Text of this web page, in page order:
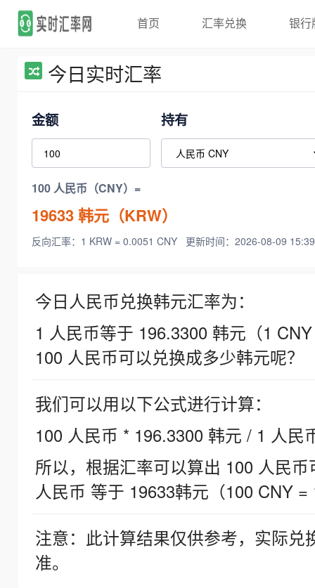
首页 汇率兑换 银行
今日实时汇率
金额 持有
100 人民币（CNY）=
19633韩元（KRW）
反向汇率：1 KRW = 0.0051 CNY 更新时间：2026-08-09
今日人民币兑换韩元汇率为：
1 人民币等于 196.3300 韩元（1
100 人民币可以兑换成多少韩元呢？
我们可以用以下公式进行计算：
100 人民币 * 196.3300 韩元 / 1 人民
所以，根据汇率可以算出 100 人民
人民币 等于 19633韩元（100 CNY =
注意：此计算结果仅供参考，实际
准。